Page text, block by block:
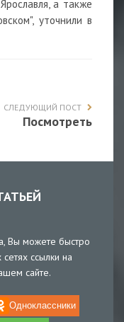
а также
уточнили в
СЛЕДУЮЩИЙ ПОСТ
Посмотреть
Вы можете быстро
ссылки на
сайте.
Одноклассники